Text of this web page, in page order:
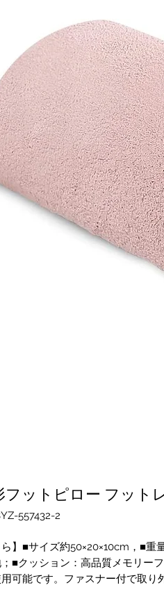
フットピロー フット
557432-2
ら】■サイズ約50×20×10cm，■
■クッション：高品質メモリー
可能です。ファスナー付で取り